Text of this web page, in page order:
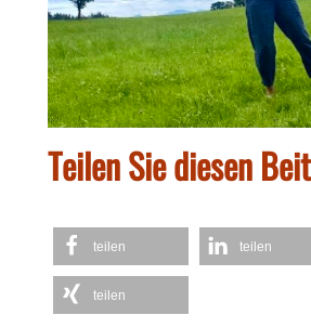
Teilen Sie diesen
teilen teilen
teilen